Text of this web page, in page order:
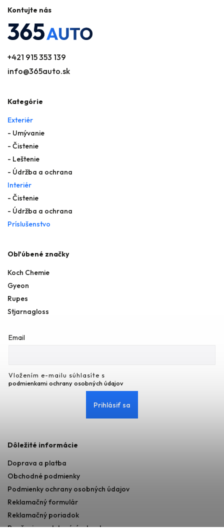
Kontujte nás
+421 915 353 139
info@365auto.sk
Kategórie
Exteriér
- Umývanie
- Čistenie
- Leštenie
- Údržba a ochrana
Interiér
- Čistenie
- Údržba a ochrana
Príslušenstvo
Obľúbené značky
Koch Chemie
Gyeon
Rupes
Stjarnagloss
Email
Vložením e-mailu súhlasíte s
podmienkami ochrany osobných údajov
Prihlásiť sa
Dôležité informácie
Doprava a platba
Obchodné podmienky
Podmienky ochrany osobných údajov
Reklamačný formulár
Reklamačný poriadok